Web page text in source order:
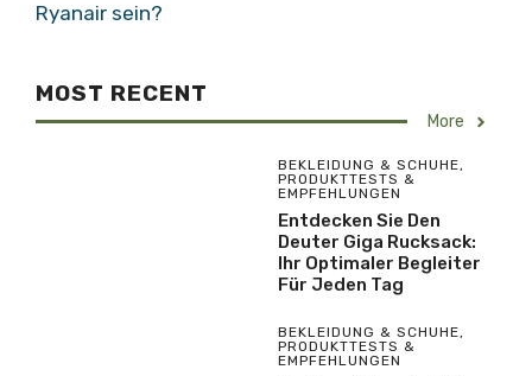
Ryanair sein?
MOST RECENT
More
BEKLEIDUNG & SCHUHE,
PRODUKTTESTS &
EMPFEHLUNGEN
Entdecken Sie Den
Deuter Giga Rucksack:
Ihr Optimaler Begleiter
Für Jeden Tag
BEKLEIDUNG & SCHUHE,
PRODUKTTESTS &
EMPFEHLUNGEN